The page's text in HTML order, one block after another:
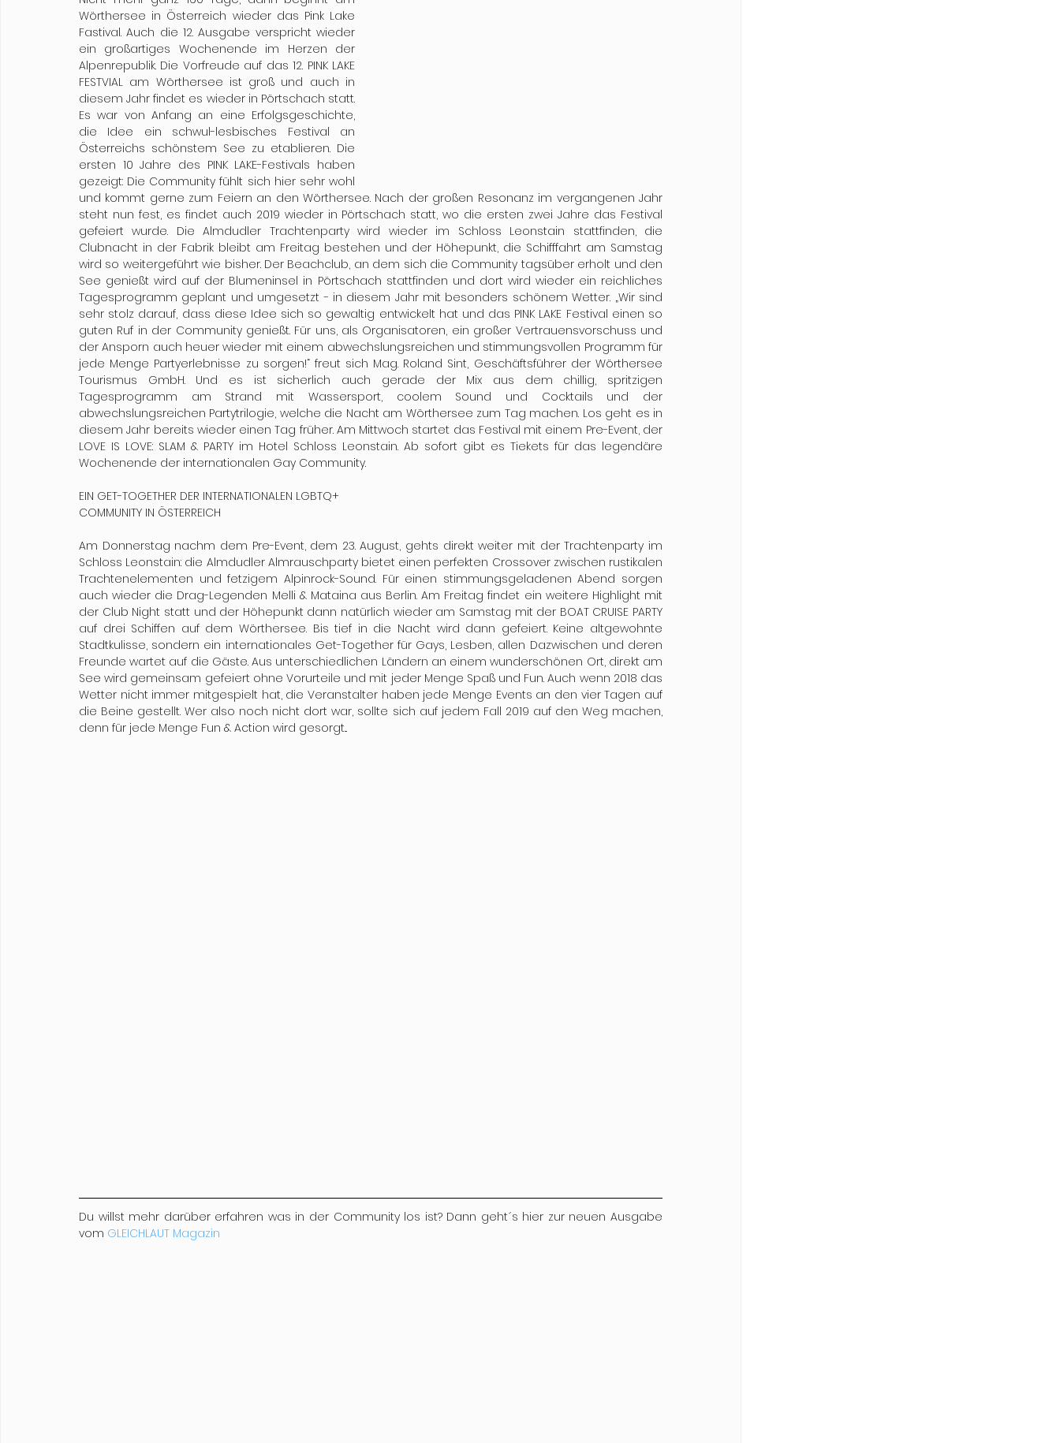
Wörthersee in Österreich wieder das Pink Lake
Fastival. Auch die 12. Ausgabe verspricht wieder
ein großartiges Wochenende im Herzen der
Alpenrepublik. Die Vorfreude auf das 12. PINK LAKE
FESTVIAL am Wörthersee ist groß und auch in
diesem Jahr findet es wieder in Pörtschach statt.
Es war von Anfang an eine Erfolgsgeschichte,
die Idee ein schwul-lesbisches Festival an
Österreichs schönstem See zu etablieren. Die
ersten 10 Jahre des PINK LAKE-Festivals haben
gezeigt: Die Community fühlt sich hier sehr wohl
und kommt gerne zum Feiern an den Wörthersee. Nach der großen Resonanz im vergangenen Jahr
steht nun fest, es findet auch 2019 wieder in Pörtschach statt, wo die ersten zwei Jahre das Festival
gefeiert wurde. Die Almdudler Trachtenparty wird wieder im Schloss Leonstain stattfinden, die
Clubnacht in der Fabrik bleibt am Freitag bestehen und der Höhepunkt, die Schifffahrt am Samstag
wird so weitergeführt wie bisher. Der Beachclub, an dem sich die Community tagsüber erholt und den
See genießt wird auf der Blumeninsel in Pörtschach stattfinden und dort wird wieder ein reichliches
Tagesprogramm geplant und umgesetzt - in diesem Jahr mit besonders schönem Wetter. „Wir sind
sehr stolz darauf, dass diese Idee sich so gewaltig entwickelt hat und das PINK LAKE Festival einen so
guten Ruf in der Community genießt. Für uns, als Organisatoren, ein großer Vertrauensvorschuss und
der Ansporn auch heuer wieder mit einem abwechslungsreichen und stimmungsvollen Programm für
jede Menge Partyerlebnisse zu sorgen!“ freut sich Mag. Roland Sint, Geschäftsführer der Wörthersee
Tourismus GmbH. Und es ist sicherlich auch gerade der Mix aus dem chillig, spritzigen
Tagesprogramm am Strand mit Wassersport, coolem Sound und Cocktails und der
abwechslungsreichen Partytrilogie, welche die Nacht am Wörthersee zum Tag machen. Los geht es in
diesem Jahr bereits wieder einen Tag früher. Am Mittwoch startet das Festival mit einem Pre-Event, der
LOVE IS LOVE: SLAM & PARTY im Hotel Schloss Leonstain. Ab sofort gibt es Tiekets für das legendäre
Wochenende der internationalen Gay Community.
EIN GET-TOGETHER DER INTERNATIONALEN LGBTQ+
COMMUNITY IN ÖSTERREICH
Am Donnerstag nachm dem Pre-Event, dem 23. August, gehts direkt weiter mit der Trachtenparty im
Schloss Leonstain: die Almdudler Almrauschparty bietet einen perfekten Crossover zwischen rustikalen
Trachtenelementen und fetzigem Alpinrock-Sound. Für einen stimmungsgeladenen Abend sorgen
auch wieder die Drag-Legenden Melli & Mataina aus Berlin. Am Freitag findet ein weitere Highlight mit
der Club Night statt und der Höhepunkt dann natürlich wieder am Samstag mit der BOAT CRUISE PARTY
auf drei Schiffen auf dem Wörthersee. Bis tief in die Nacht wird dann gefeiert. Keine altgewohnte
Stadtkulisse, sondern ein internationales Get-Together für Gays, Lesben, allen Dazwischen und deren
Freunde wartet auf die Gäste. Aus unterschiedlichen Ländern an einem wunderschönen Ort, direkt am
See wird gemeinsam gefeiert ohne Vorurteile und mit jeder Menge Spaß und Fun. Auch wenn 2018 das
Wetter nicht immer mitgespielt hat, die Veranstalter haben jede Menge Events an den vier Tagen auf
die Beine gestellt. Wer also noch nicht dort war, sollte sich auf jedem Fall 2019 auf den Weg machen,
denn für jede Menge Fun & Action wird gesorgt...
Du willst mehr darüber erfahren was in der Community los ist? Dann geht´s hier zur neuen Ausgabe
vom GLEICHLAUT Magazin